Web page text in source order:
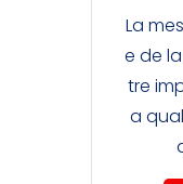
La
e de
tre
a